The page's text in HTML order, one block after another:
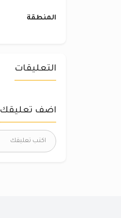
المنطقة
التعليقات
اضف تعليقك